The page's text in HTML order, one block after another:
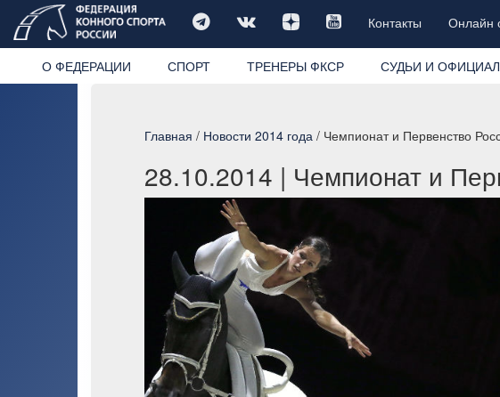
Контакты Онлайн
О ФЕДЕРАЦИИ СПОРТ ТРЕНЕРЫ ФКСР СУДЬИ И
Главная / Новости 2014 года / Чемпионат и Первенство
28.10.2014 | Чемпионат и